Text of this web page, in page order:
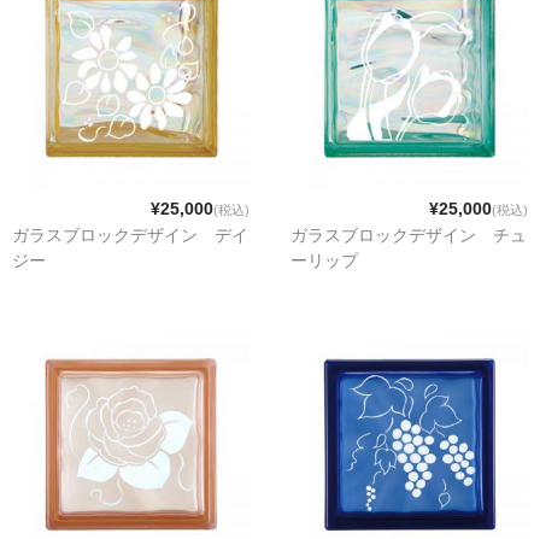
¥25,000(税込)
ガラスブロックデザイン デイ
ジー
¥25,000(税込)
ガラスブロックデザイン チュ
ーリップ